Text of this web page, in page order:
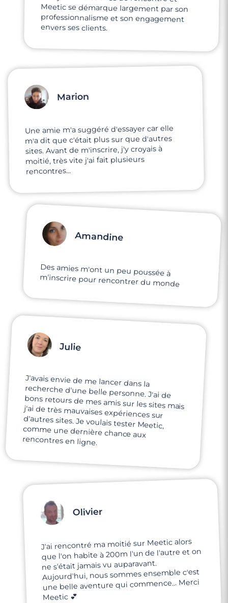
envers ses clients.
Marion
Une amie m'a suggéré d'essayer car elle
m'a dit que c'était plus sur que d'autres
sites. Avant de m'inscrire, j'y croyais à
moitié, très vite j'ai fait plusieurs
rencontres...
Amandine
Des amies m'ont un peu poussée à
m'inscrire pour rencontrer du monde
Julie
J'avais envie de me lancer dans la
recherche d'une belle personne. J'ai de
bons retours de mes amis sur les sites mais
j'ai de très mauvaises expériences sur
d'autres sites. Je voulais tester Meetic,
comme une dernière chance aux
rencontres en ligne.
Olivier
J'ai rencontré ma moitié sur Meetic alors
que l'on habite à 200m l'un de l'autre et on
ne s'était jamais vu auparavant.
Aujourd'hui, nous sommes ensemble c'est
une belle aventure qui commence... Merci
Meetic 💕